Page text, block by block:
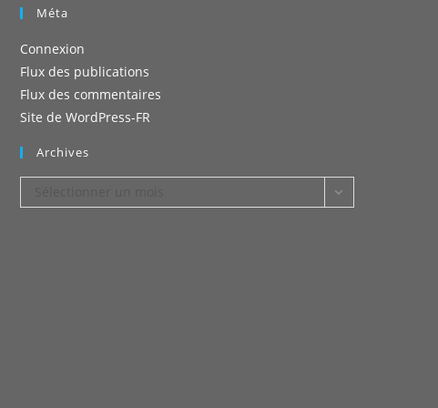
Méta
Connexion
Flux des publications
Flux des commentaires
Site de WordPress-FR
Archives